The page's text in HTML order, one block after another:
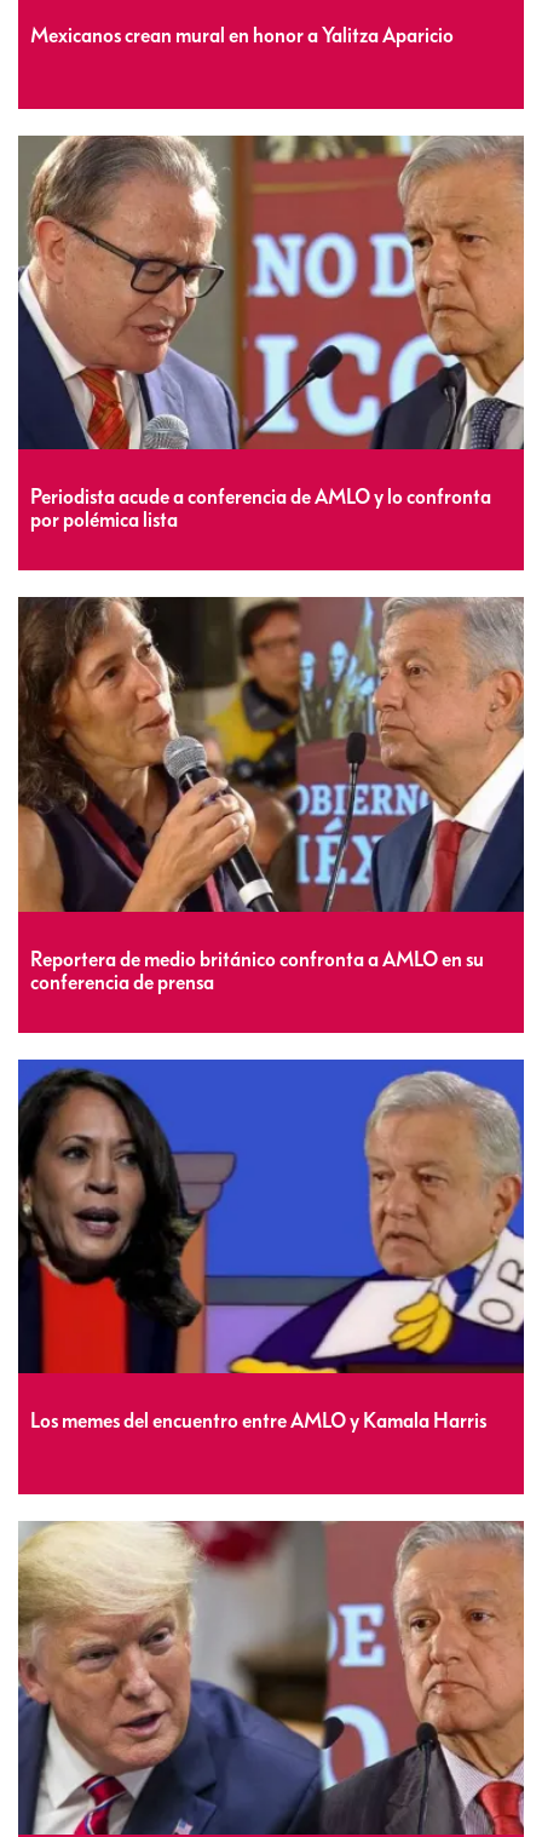
Mexicanos crean mural en honor a Yalitza Aparicio
Periodista acude a conferencia de AMLO y lo confronta
por polémica lista
Reportera de medio británico confronta a AMLO en su
conferencia de prensa
Los memes del encuentro entre AMLO y Kamala Harris